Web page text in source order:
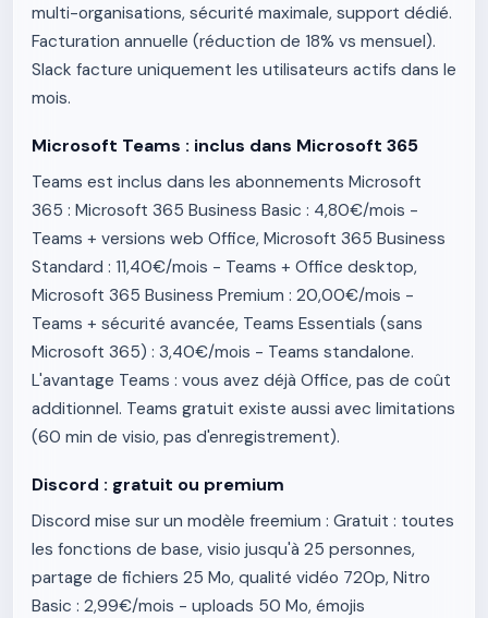
multi-organisations, sécurité maximale, support dédié.
Facturation annuelle (réduction de 18% vs mensuel).
Slack facture uniquement les utilisateurs actifs dans le
mois.
Microsoft Teams : inclus dans Microsoft 365
Teams est inclus dans les abonnements Microsoft
365 : Microsoft 365 Business Basic : 4,80€/mois -
Teams + versions web Office, Microsoft 365 Business
Standard : 11,40€/mois - Teams + Office desktop,
Microsoft 365 Business Premium : 20,00€/mois -
Teams + sécurité avancée, Teams Essentials (sans
Microsoft 365) : 3,40€/mois - Teams standalone.
L'avantage Teams : vous avez déjà Office, pas de coût
additionnel. Teams gratuit existe aussi avec limitations
(60 min de visio, pas d'enregistrement).
Discord : gratuit ou premium
Discord mise sur un modèle freemium : Gratuit : toutes
les fonctions de base, visio jusqu'à 25 personnes,
partage de fichiers 25 Mo, qualité vidéo 720p, Nitro
Basic : 2,99€/mois - uploads 50 Mo, émojis